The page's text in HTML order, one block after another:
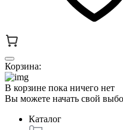
Корзина:
В корзине пока ничего нет
Вы можете начать свой
Каталог